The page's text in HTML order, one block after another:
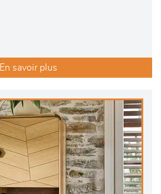
En savoir plus